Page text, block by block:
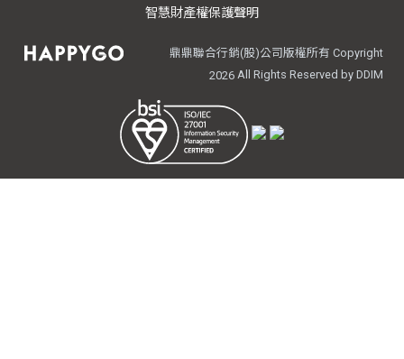
智慧財產權保護聲明
鼎鼎聯合行銷(股)公司版權所有 Copyright
2026All Rights Reserved by DDIM